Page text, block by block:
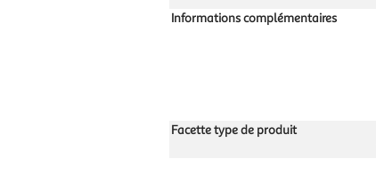
Informations complémentaires
Facette type de produit